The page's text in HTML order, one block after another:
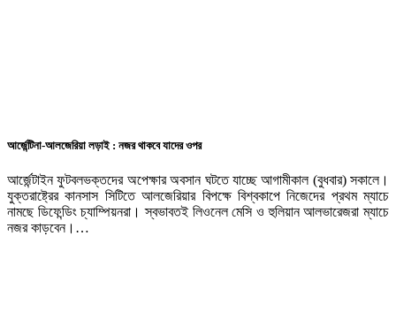
আর্জেন্টিনা-আলজেরিয়া লড়াই : নজর থাকবে যাদের ওপর
আর্জেন্টাইন ফুটবলভক্তদের অপেক্ষার অবসান ঘটতে যাচ্ছে আগামীকাল (বুধবার) সকালে।
যুক্তরাষ্ট্রের কানসাস সিটিতে আলজেরিয়ার বিপক্ষে বিশ্বকাপে নিজেদের প্রথম ম্যাচে
নামছে ডিফেন্ডিং চ্যাম্পিয়নরা। স্বভাবতই লিওনেল মেসি ও হুলিয়ান আলভারেজরা ম্যাচে
নজর কাড়বেন।…